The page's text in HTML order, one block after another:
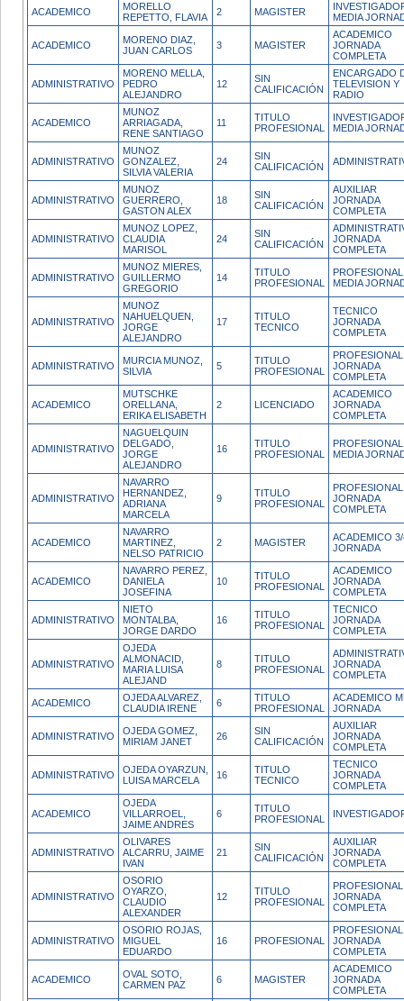
ACADEMICO
MORELLO
REPETTO, FLAVIA
2 MAGISTER
MEDIA
ACADEMICO
MORENO DIAZ,
JUAN CARLOS
3 MAGISTER
ACADEMICO
JORNADA
COMPLETA
ADMINISTRATIVO
MORENO MELLA,
PEDRO
ALEJANDRO
12
SIN
CALIFICACIÓN
ENCARGADO
TELEVISION Y
RADIO
ACADEMICO
MUNOZ
ARRIAGADA,
RENE SANTIAGO
11
TITULO
PROFESIONAL
MEDIA
ADMINISTRATIVO
MUNOZ
GONZALEZ,
SILVIA VALERIA
24
SIN
CALIFICACIÓN
ADMINISTRATIVO
MUNOZ
GUERRERO,
GASTON ALEX
18
SIN
CALIFICACIÓN
AUXILIAR
JORNADA
COMPLETA
ADMINISTRATIVO
MUNOZ LOPEZ,
CLAUDIA
MARISOL
24
SIN
CALIFICACIÓN
JORNADA
COMPLETA
ADMINISTRATIVO
MUNOZ MIERES,
GUILLERMO
GREGORIO
14
TITULO
PROFESIONAL
PROFESIONAL
MEDIA
ADMINISTRATIVO
MUNOZ
NAHUELQUEN,
JORGE
ALEJANDRO
17
TITULO
TECNICO
TECNICO
JORNADA
COMPLETA
ADMINISTRATIVO
MURCIA MUNOZ,
SILVIA
5
TITULO
PROFESIONAL
PROFESIONAL
JORNADA
COMPLETA
ACADEMICO
MUTSCHKE
ORELLANA,
ERIKA ELISABETH
2 LICENCIADO
ACADEMICO
JORNADA
COMPLETA
ADMINISTRATIVO
NAGUELQUIN
DELGADO,
JORGE
ALEJANDRO
16
TITULO
PROFESIONAL
PROFESIONAL
MEDIA
ADMINISTRATIVO
NAVARRO
HERNANDEZ,
ADRIANA
MARCELA
9
TITULO
PROFESIONAL
PROFESIONAL
JORNADA
COMPLETA
ACADEMICO
NAVARRO
MARTINEZ,
NELSO PATRICIO
2 MAGISTER
ACADEMICO
JORNADA
ACADEMICO
NAVARRO PEREZ,
DANIELA
JOSEFINA
10
TITULO
PROFESIONAL
ACADEMICO
JORNADA
COMPLETA
ADMINISTRATIVO
NIETO
MONTALBA,
JORGE DARDO
16
TITULO
PROFESIONAL
TECNICO
JORNADA
COMPLETA
ADMINISTRATIVO
OJEDA
ALMONACID,
MARIA LUISA
ALEJAND
8
TITULO
PROFESIONAL
JORNADA
COMPLETA
ACADEMICO
OJEDA ALVAREZ,
CLAUDIA IRENE
6
TITULO
PROFESIONAL
ACADEMICO
JORNADA
ADMINISTRATIVO
OJEDA GOMEZ,
MIRIAM JANET
26
SIN
CALIFICACIÓN
AUXILIAR
JORNADA
COMPLETA
ADMINISTRATIVO
OJEDA OYARZUN,
LUISA MARCELA
16
TITULO
TECNICO
TECNICO
JORNADA
COMPLETA
ACADEMICO
OJEDA
VILLARROEL,
JAIME ANDRES
6
TITULO
PROFESIONAL
ADMINISTRATIVO
OLIVARES
ALCARRU, JAIME
IVAN
21
SIN
CALIFICACIÓN
AUXILIAR
JORNADA
COMPLETA
ADMINISTRATIVO
OSORIO
OYARZO,
CLAUDIO
ALEXANDER
12
TITULO
PROFESIONAL
PROFESIONAL
JORNADA
COMPLETA
ADMINISTRATIVO
OSORIO ROJAS,
MIGUEL
EDUARDO
16 PROFESIONAL
PROFESIONAL
JORNADA
COMPLETA
ACADEMICO
OVAL SOTO,
CARMEN PAZ
6 MAGISTER
ACADEMICO
JORNADA
COMPLETA